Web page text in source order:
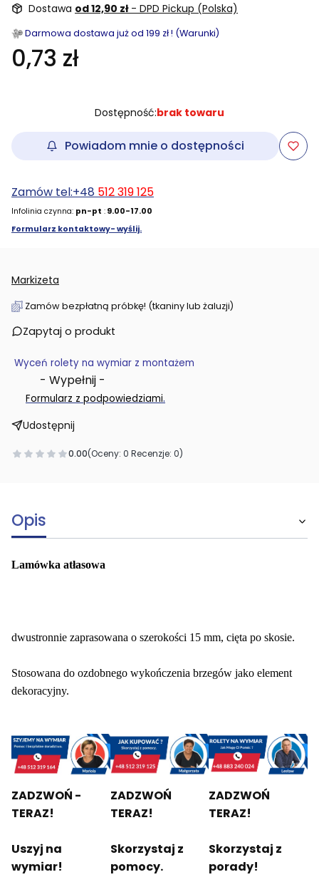
Dostawa od 12,90 zł - DPD Pickup (Polska)
Darmowa dostawa już od 199 zł ! (Warunki)
0,73 zł
Dostępność:brak towaru
Powiadom mnie o dostępności
Zamów tel:+48 512 319 125
Infolinia czynna: pn-pt : 9.00-17.00
Formularz kontaktowy- wyślij.
Markizeta
Zamów bezpłatną próbkę! (tkaniny lub żaluzji)
Zapytaj o produkt
Wyceń rolety na wymiar z montażem
- Wypełnij -
Formularz z podpowiedziami.
Udostępnij
0.00(Oceny: 0 Recenzje: 0)
Opis
Lamówka atłasowa
dwustronnie zaprasowana o szerokości 15 mm, cięta po skosie.
Stosowana do ozdobnego wykończenia brzegów jako element
dekoracyjny.
ZADZWOŃ -
TERAZ!
Uszyj na
wymiar!
ZADZWOŃ
TERAZ!
Skorzystaj z
pomocy.
ZADZWOŃ
TERAZ!
Skorzystaj z
porady!